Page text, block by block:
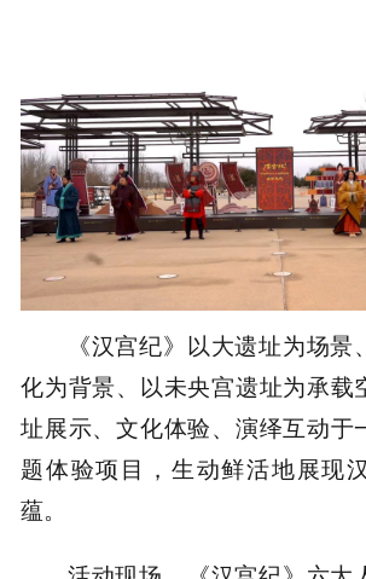
《汉宫纪》以大遗址为场景
化为背景、以未央宫遗址为承载
址展示、文化体验、演绎互动于
题体验项目，生动鲜活地展现
蕴。